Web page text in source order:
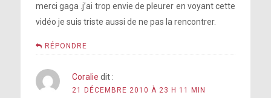
merci gaga .j’ai trop envie de pleurer en voyant cette
vidéo je suis triste aussi de ne pas la rencontrer.
RÉPONDRE
Coralie dit :
21 DÉCEMBRE 2010 À 23 H 11 MIN